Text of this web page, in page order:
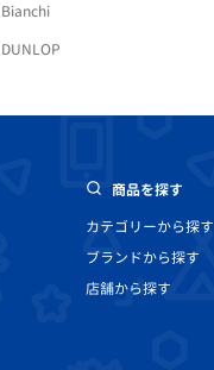
Bianchi
DUNLOP
商品を探す
カテゴリーから探す
ブランドから探す
店舗から探す